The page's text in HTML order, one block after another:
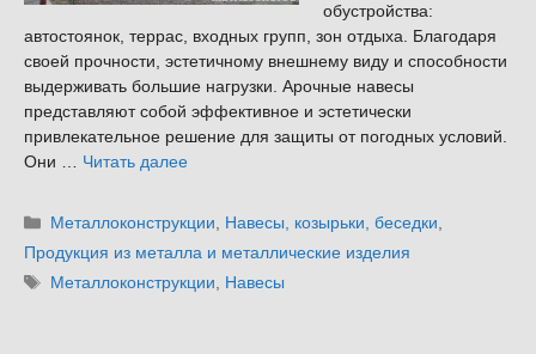
обустройства:
автостоянок, террас, входных групп, зон отдыха. Благодаря
своей прочности, эстетичному внешнему виду и способности
выдерживать большие нагрузки. Арочные навесы
представляют собой эффективное и эстетически
привлекательное решение для защиты от погодных условий.
Они … Читать далее
Рубрики
Металлоконструкции Навесы, козырьки, беседки
Продукция из металла и металлические изделия
Метки
Металлоконструкции Навесы